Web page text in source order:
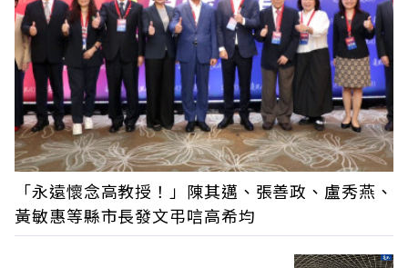
「永遠懷念高教授！」陳其邁、張善政、盧秀燕、
黃敏惠等縣市長發文弔唁高希均